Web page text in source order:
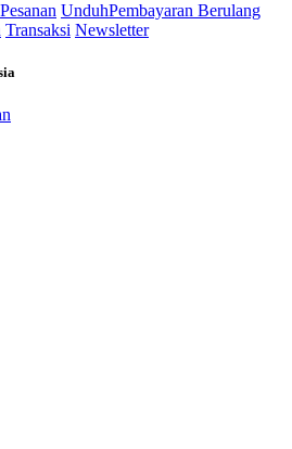
UnduhPembayaran Berulang
Transaksi Newsletter